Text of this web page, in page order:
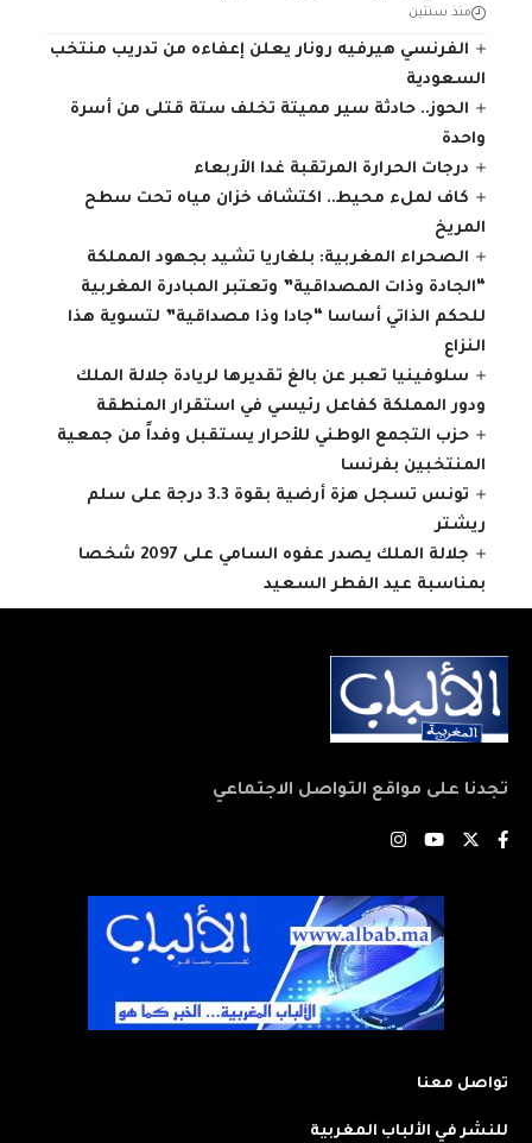
منذ سنتين
الفرنسي هيرفيه رونار يعلن إعفاءه من تدريب منتخب
السعودية
الحوز.. حادثة سير مميتة تخلف ستة قتلى من أسرة
واحدة
درجات الحرارة المرتقبة غدا الأربعاء
كاف لملء محيط.. اكتشاف خزان مياه تحت سطح
المريخ
الصحراء المغربية: بلغاريا تشيد بجهود المملكة
“الجادة وذات المصداقية” وتعتبر المبادرة المغربية
للحكم الذاتي أساسا “جادا وذا مصداقية” لتسوية هذا
النزاع
سلوفينيا تعبر عن بالغ تقديرها لريادة جلالة الملك
ودور المملكة كفاعل رئيسي في استقرار المنطقة
حزب التجمع الوطني للأحرار يستقبل وفداً من جمعية
المنتخبين بفرنسا
تونس تسجل هزة أرضية بقوة 3.3 درجة على سلم
ريشتر
جلالة الملك يصدر عفوه السامي على 2097 شخصا
بمناسبة عيد الفطر السعيد
تجدنا على مواقع التواصل الاجتماعي
تواصل معنا
للنشر في الألباب المغربية